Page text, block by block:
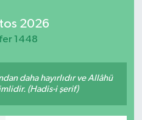
2026
1448
daha hayırlıdır ve Allâhü
(Hadis-i şerif)